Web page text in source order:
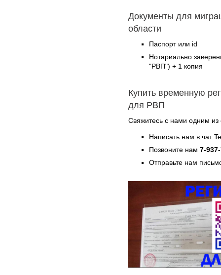
Документы для
области
Паспорт или id
Нотариально
"РВП") + 1 копия
Купить временную
для РВП
Свяжитесь с нами одним
Написать нам в чат
Позвоните нам 7-
Отправьте нам